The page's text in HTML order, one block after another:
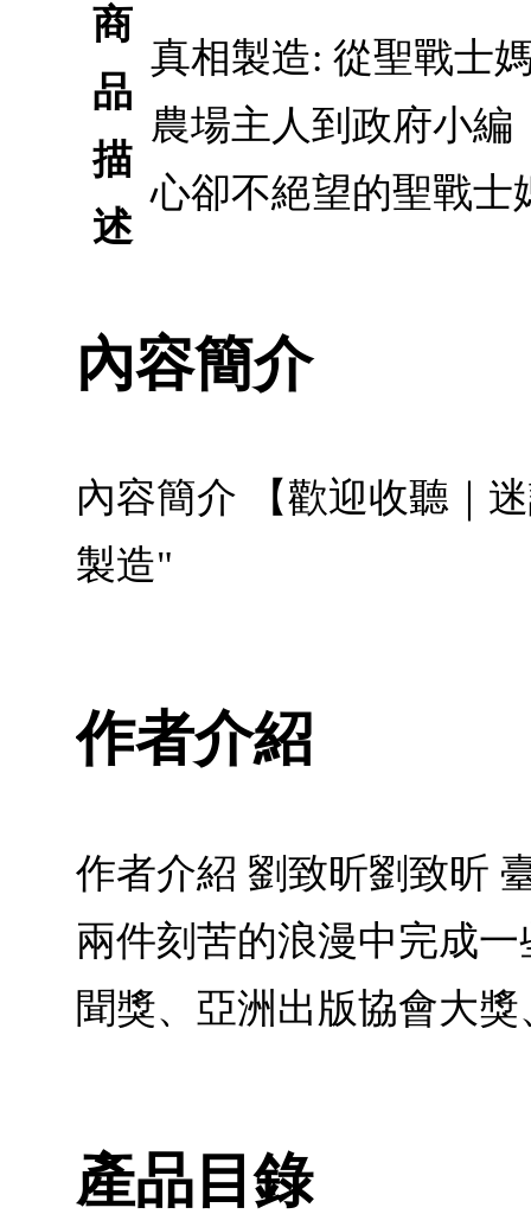
商
品
描
述
真相製造: 從聖戰士
農場主人到政府小
心卻不絕望的聖戰士
內容簡介
內容簡介 【歡迎收聽｜
製造"
作者介紹
作者介紹 劉致昕劉致昕
兩件刻苦的浪漫中完成
聞獎、亞洲出版協會大
產品目錄